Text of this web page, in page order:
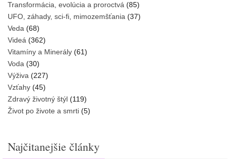
Transformácia, evolúcia a proroctvá (85)
UFO, záhady, sci-fi, mimozemšťania (37)
Veda (68)
Videá (362)
Vitamíny a Minerály (61)
Voda (30)
Výživa (227)
Vzťahy (45)
Zdravý životný štýl (119)
Život po živote a smrti (5)
Najčitanejšie články